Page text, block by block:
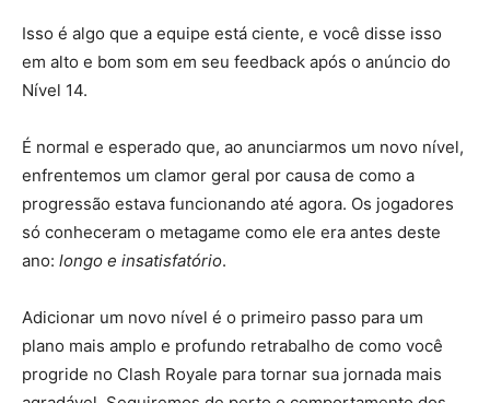
Isso é algo que a equipe está ciente, e você disse isso
em alto e bom som em seu feedback após o anúncio do
Nível 14.
É normal e esperado que, ao anunciarmos um novo nível,
enfrentemos um clamor geral por causa de como a
progressão estava funcionando até agora. Os jogadores
só conheceram o metagame como ele era antes deste
ano: longo e insatisfatório.
Adicionar um novo nível é o primeiro passo para um
plano mais amplo e profundo retrabalho de como você
progride no Clash Royale para tornar sua jornada mais